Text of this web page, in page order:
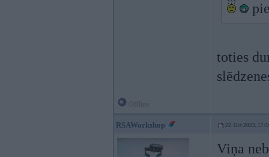
toties
RSAWorkshop 22. Oct 2023,
Viņa